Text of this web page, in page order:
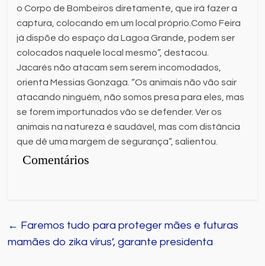
o Corpo de Bombeiros diretamente, que irá fazer a
captura, colocando em um local próprio.Como Feira
já dispõe do espaço da Lagoa Grande, podem ser
colocados naquele local mesmo”, destacou.
Jacarés não atacam sem serem incomodados,
orienta Messias Gonzaga. “Os animais não vão sair
atacando ninguém, não somos presa para eles, mas
se forem importunados vão se defender. Ver os
animais na natureza é saudável, mas com distância
que dê uma margem de segurança”, salientou.
Comentários
← Faremos tudo para proteger mães e futuras
mamães do zika vírus’, garante presidenta